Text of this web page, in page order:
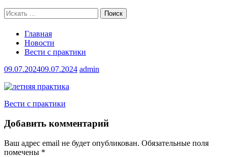
Search
for:
Главная
Новости
Вести с практики
09.07.202409.07.2024 admin
Навигация
по
записям
Вести с практики
Добавить комментарий
Ваш адрес email не будет опубликован. Обязательные поля
помечены *